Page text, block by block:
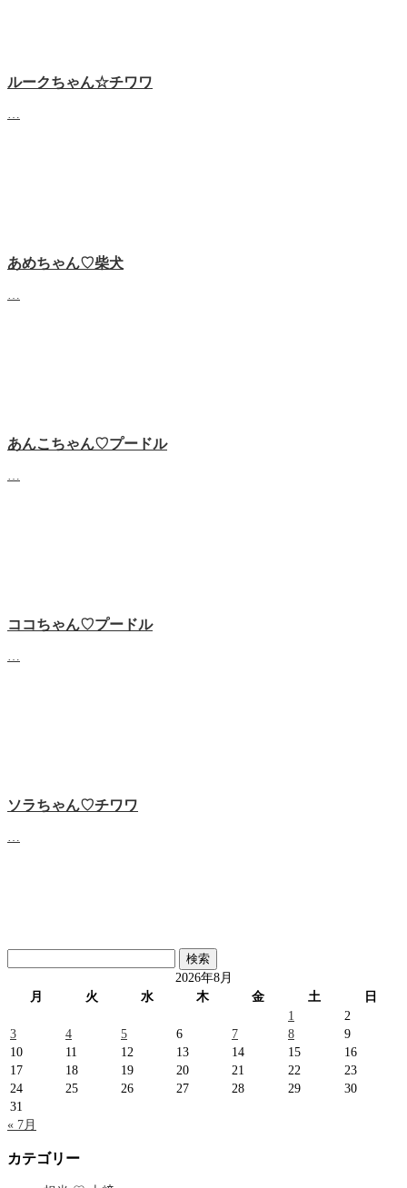
ルークちゃん☆チワワ
あめちゃん♡‬柴犬
あんこちゃん♡‬プードル
ココちゃん♡‬プードル
ソラちゃん♡‬チワワ
索:
2026年8月
月
火 水 木 金 土
日
1
2
3
4 5 6 7 8
9
10
11 12 13 14 15
16
17
18 19 20 21 22
23
24
25 26 27 28 29
30
31
« 7月
カテゴリー